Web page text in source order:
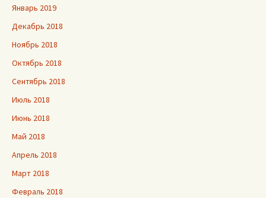
Январь 2019
Декабрь 2018
Ноябрь 2018
Октябрь 2018
Сентябрь 2018
Июль 2018
Июнь 2018
Май 2018
Апрель 2018
Март 2018
Февраль 2018